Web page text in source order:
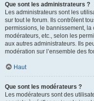
Que sont les administrateurs ?
Les administrateurs sont les
sur tout le forum. Ils contrôlent
permissions, le bannissement, la
modérateurs, etc., selon les
aux autres administrateurs. Ils
modération sur l’ensemble des
Haut
Que sont les modérateurs ?
Les modérateurs sont des